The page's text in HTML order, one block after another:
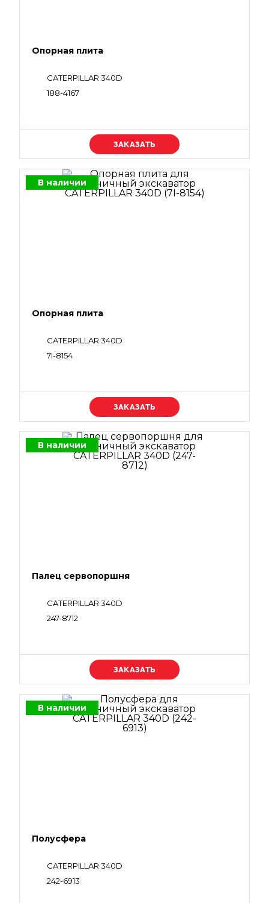
Опорная плита
CATERPILLAR 340D
188-4167
Уточняйте цену
В наличии
Опорная плита
CATERPILLAR 340D
7I-8154
Уточняйте цену
В наличии
Палец сервопоршня
CATERPILLAR 340D
247-8712
Уточняйте цену
В наличии
Полусфера
CATERPILLAR 340D
242-6913